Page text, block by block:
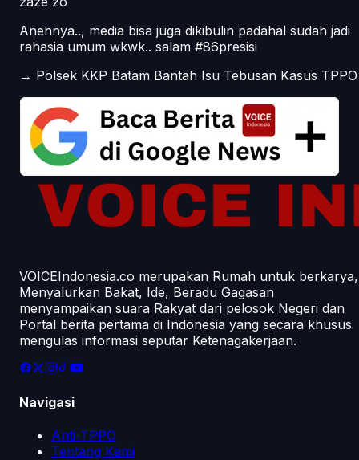
Anehnya.., media bisa juga dikibulin padahal sudah jadi
rahasia umum wkwk.. salam #86presisi
→ Polsek KKP Batam Bantah Isu Tebusan Kasus TPPO
VOICEIndonesia.co merupakan Rumah untuk berkarya,
Menyalurkan Bakat, Ide, Beradu Gagasan
menyampaikan suara Rakyat dari pelosok Negeri dan
Portal berita pertama di Indonesia yang secara khusus
mengulas informasi seputar Ketenagakerjaan.
Navigasi
Anti-TPPO
Tentang Kami